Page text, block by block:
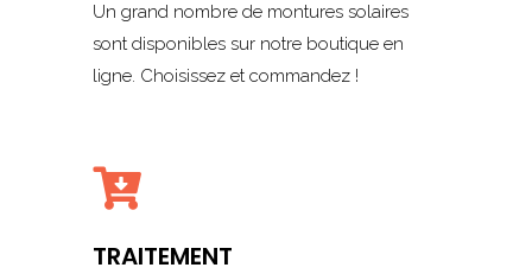
Un grand nombre de montures solaires
sont disponibles sur notre boutique en
ligne. Choisissez et commandez !

TRAITEMENT